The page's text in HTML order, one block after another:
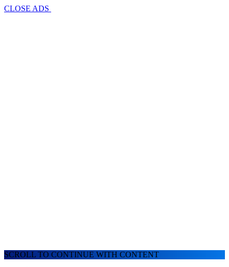
CLOSE ADS
SCROLL TO CONTINUE WITH CONTENT